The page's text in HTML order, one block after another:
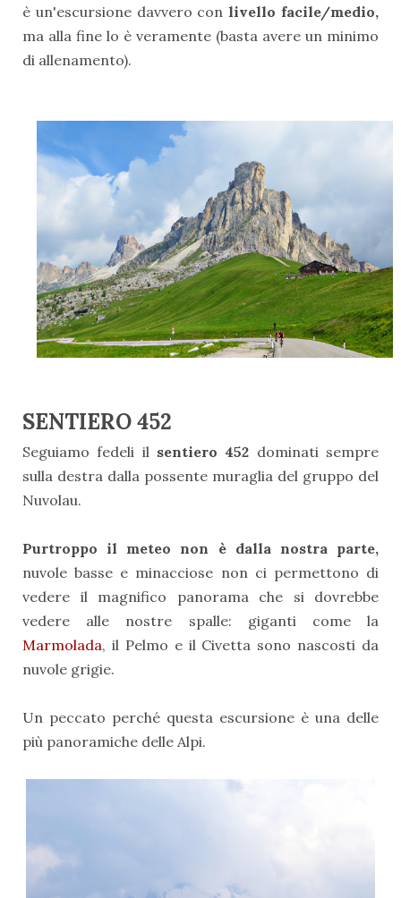
è un'escursione davvero con livello facile/medio,
ma alla fine lo è veramente (basta avere un minimo
di allenamento).
SENTIERO 452
Seguiamo fedeli il sentiero 452 dominati sempre
sulla destra dalla possente muraglia del gruppo del
Nuvolau.
Purtroppo il meteo non è dalla nostra parte,
nuvole basse e minacciose non ci permettono di
vedere il magnifico panorama che si dovrebbe
vedere alle nostre spalle: giganti come la
Marmolada, il Pelmo e il Civetta sono nascosti da
nuvole grigie.
Un peccato perché questa escursione è una delle
più panoramiche delle Alpi.